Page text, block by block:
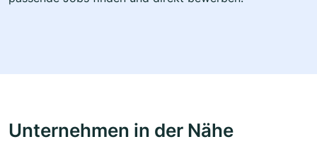
Unternehmen in der Nähe